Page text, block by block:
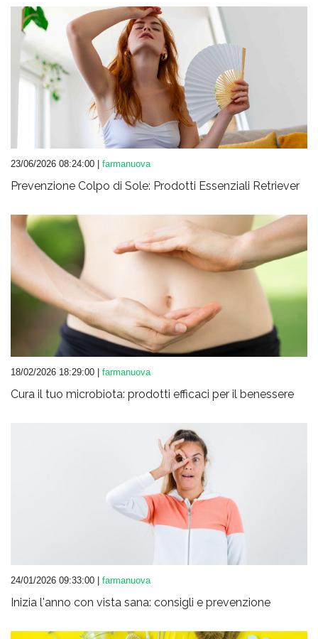
23/06/2026 08:24:00 | farmanuova
Prevenzione Colpo di Sole: Prodotti Essenziali Retriever
18/02/2026 18:29:00 | farmanuova
Cura il tuo microbiota: prodotti efficaci per il benessere
24/01/2026 09:33:00 | farmanuova
Inizia l'anno con vista sana: consigli e prevenzione